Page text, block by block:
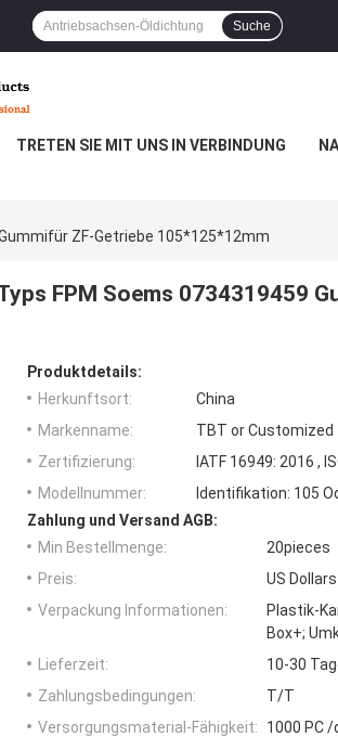
Suche
TRETEN SIE MIT UNS IN VERBINDUNG
ZF-Getriebe 105*125*12mm
FPM Soems 0734319459
Produktdetails:
Herkunftsort:
China
Markenname:
TBT or Customized
Zertifizierung:
IATF 16949: 2016 ,
Modellnummer:
Identifikation: 105
Zahlung und Versand AGB:
Min Bestellmenge:
20pieces
Preis:
US
Verpackung Informationen:
Plastik-
Box+;
Lieferzeit:
10-30
Zahlungsbedingungen:
T/T
Versorgungsmaterial-Fähigkeit:
1000 PC /